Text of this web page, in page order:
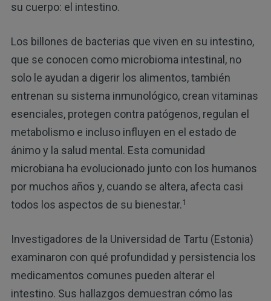
su cuerpo: el intestino.
Los billones de bacterias que viven en su intestino,
que se conocen como microbioma intestinal, no
solo le ayudan a digerir los alimentos, también
entrenan su sistema inmunológico, crean vitaminas
esenciales, protegen contra patógenos, regulan el
metabolismo e incluso influyen en el estado de
ánimo y la salud mental. Esta comunidad
microbiana ha evolucionado junto con los humanos
por muchos años y, cuando se altera, afecta casi
todos los aspectos de su bienestar.1
Investigadores de la Universidad de Tartu (Estonia)
examinaron con qué profundidad y persistencia los
medicamentos comunes pueden alterar el
intestino. Sus hallazgos demuestran cómo las